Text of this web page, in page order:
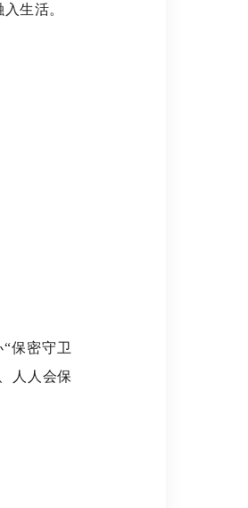
生活。
保密守卫
人人会保